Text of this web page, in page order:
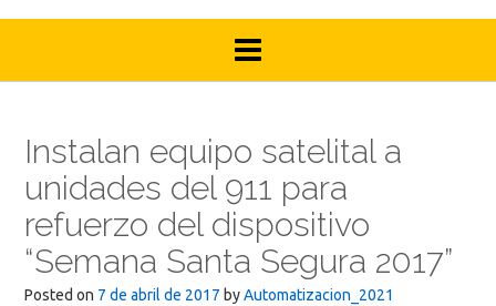
Instalan equipo satelital a
unidades del 911 para
refuerzo del dispositivo
“Semana Santa Segura 2017”
Posted on 7 de abril de 2017 byAutomatizacion_2021